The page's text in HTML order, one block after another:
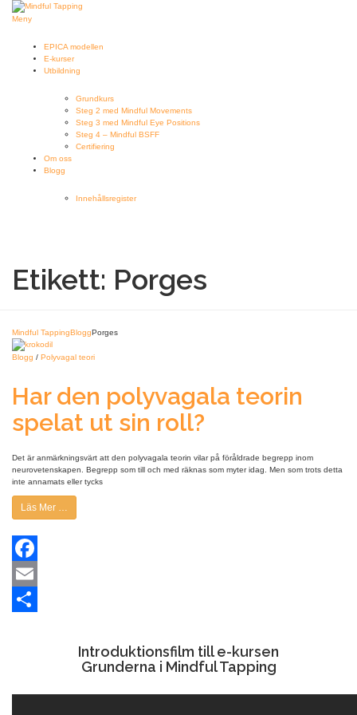
Hoppa
Meny
EPICA modellen
E-kurser
Utbildning
Grundkurs
Steg 2 med Mindful Movements
Steg 3 med Mindful Eye Positions
Steg 4 – Mindful BSFF
Certifiering
Om oss
Blogg
Innehållsregister
Etikett: Porges
Mindful TappingBloggPorges
Blogg / Polyvagal teori
Har den polyvagala teorin
spelat ut sin roll?
Det är anmärkningsvärt att den polyvagala teorin vilar på föråldrade begrepp inom
neurovetenskapen. Begrepp som till och med räknas som myter idag. Men som trots detta
inte annamats eller tycks
Läs Mer …
Facebook
Email
Introduktionsfilm till e-kursen
Grunderna i Mindful Tapping